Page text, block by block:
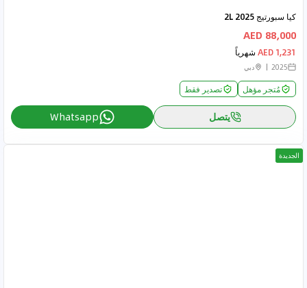
كيا سبورتيج 2025 2L
88,000 AED
1,231 AED شهرياً
2025 دبي
مُتجر مؤهل تصدير فقط
يتصل Whatsapp
الجديدة